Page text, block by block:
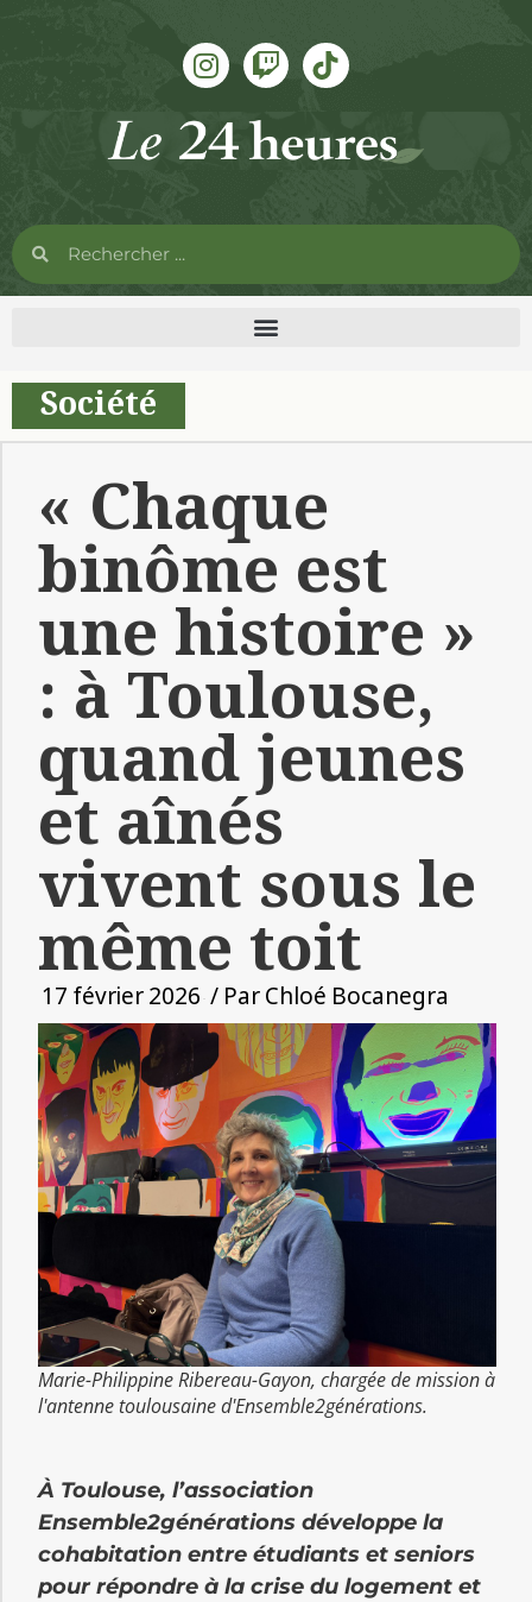
Société
« Chaque
binôme est
une histoire »
: à Toulouse,
quand jeunes
et aînés
vivent sous le
même toit
17 février 2026 / ParChloé Bocanegra
Marie-Philippine Ribereau-Gayon, chargée de mission à
l'antenne toulousaine d'Ensemble2générations.
À Toulouse, l’association
Ensemble2générations développe la
cohabitation entre étudiants et seniors
pour répondre à la crise du logement et